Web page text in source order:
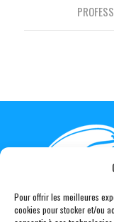
Pour offrir les meilleures
cookies pour stocker et/ou